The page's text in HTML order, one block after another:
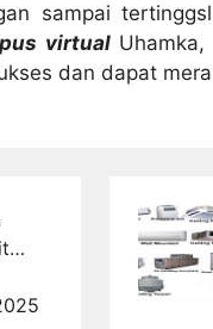
sampai
virtual
dan dapat